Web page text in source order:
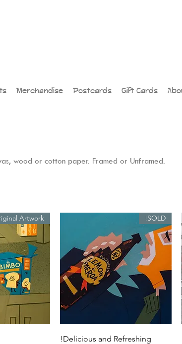
Merchandise Postcards Gift Cards
wood or cotton paper. Framed or Unframed.
العرض السريع
SOLD!
Delicious and Refreshing!
Artwork